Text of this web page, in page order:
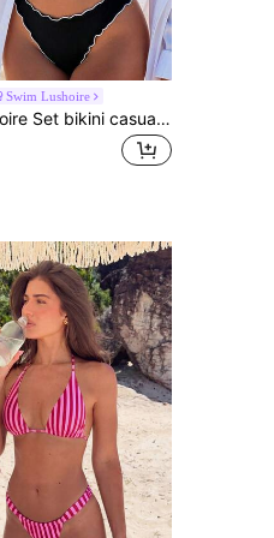
Swim Lushoire
Swim Lushoire Set bikini casual da donna con bordo a volant bianco, montatura in filo nero annodata, costume da bagno separato, estivo